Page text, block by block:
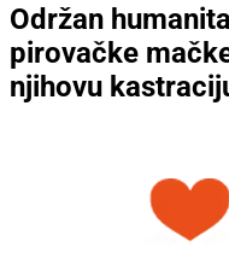
Održan
pirovačke
njihovu